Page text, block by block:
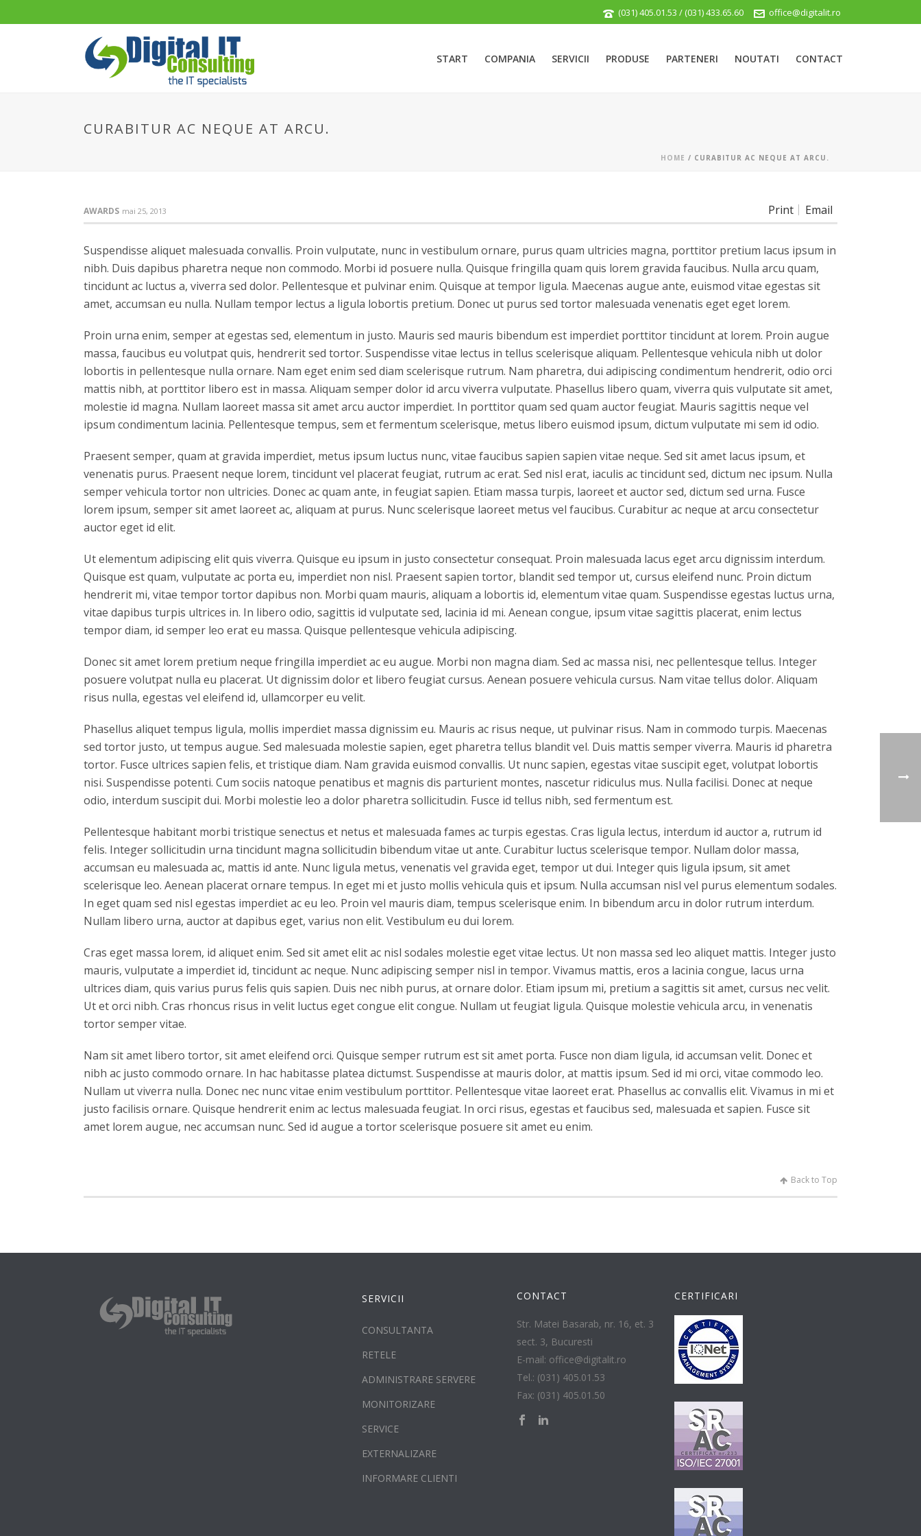
(031) 405.01.53 / (031) 433.65.60 office@digitalit.ro
START COMPANIA SERVICII PRODUSE PARTENERI NOUTATI CONTACT
CURABITUR AC NEQUE AT ARCU.
HOME / CURABITUR AC NEQUE AT ARCU.
Print Email
AWARDS mai 25, 2013
Suspendisse aliquet malesuada convallis. Proin vulputate, nunc in vestibulum ornare, purus quam ultricies magna, porttitor pretium lacus ipsum in
nibh. Duis dapibus pharetra neque non commodo. Morbi id posuere nulla. Quisque fringilla quam quis lorem gravida faucibus. Nulla arcu quam,
tincidunt ac luctus a, viverra sed dolor. Pellentesque et pulvinar enim. Quisque at tempor ligula. Maecenas augue ante, euismod vitae egestas sit
amet, accumsan eu nulla. Nullam tempor lectus a ligula lobortis pretium. Donec ut purus sed tortor malesuada venenatis eget eget lorem.
Proin urna enim, semper at egestas sed, elementum in justo. Mauris sed mauris bibendum est imperdiet porttitor tincidunt at lorem. Proin augue
massa, faucibus eu volutpat quis, hendrerit sed tortor. Suspendisse vitae lectus in tellus scelerisque aliquam. Pellentesque vehicula nibh ut dolor
lobortis in pellentesque nulla ornare. Nam eget enim sed diam scelerisque rutrum. Nam pharetra, dui adipiscing condimentum hendrerit, odio orci
mattis nibh, at porttitor libero est in massa. Aliquam semper dolor id arcu viverra vulputate. Phasellus libero quam, viverra quis vulputate sit amet,
molestie id magna. Nullam laoreet massa sit amet arcu auctor imperdiet. In porttitor quam sed quam auctor feugiat. Mauris sagittis neque vel
ipsum condimentum lacinia. Pellentesque tempus, sem et fermentum scelerisque, metus libero euismod ipsum, dictum vulputate mi sem id odio.
Praesent semper, quam at gravida imperdiet, metus ipsum luctus nunc, vitae faucibus sapien sapien vitae neque. Sed sit amet lacus ipsum, et
venenatis purus. Praesent neque lorem, tincidunt vel placerat feugiat, rutrum ac erat. Sed nisl erat, iaculis ac tincidunt sed, dictum nec ipsum. Nulla
semper vehicula tortor non ultricies. Donec ac quam ante, in feugiat sapien. Etiam massa turpis, laoreet et auctor sed, dictum sed urna. Fusce
lorem ipsum, semper sit amet laoreet ac, aliquam at purus. Nunc scelerisque laoreet metus vel faucibus. Curabitur ac neque at arcu consectetur
auctor eget id elit.
Ut elementum adipiscing elit quis viverra. Quisque eu ipsum in justo consectetur consequat. Proin malesuada lacus eget arcu dignissim interdum.
Quisque est quam, vulputate ac porta eu, imperdiet non nisl. Praesent sapien tortor, blandit sed tempor ut, cursus eleifend nunc. Proin dictum
hendrerit mi, vitae tempor tortor dapibus non. Morbi quam mauris, aliquam a lobortis id, elementum vitae quam. Suspendisse egestas luctus urna,
vitae dapibus turpis ultrices in. In libero odio, sagittis id vulputate sed, lacinia id mi. Aenean congue, ipsum vitae sagittis placerat, enim lectus
tempor diam, id semper leo erat eu massa. Quisque pellentesque vehicula adipiscing.
Donec sit amet lorem pretium neque fringilla imperdiet ac eu augue. Morbi non magna diam. Sed ac massa nisi, nec pellentesque tellus. Integer
posuere volutpat nulla eu placerat. Ut dignissim dolor et libero feugiat cursus. Aenean posuere vehicula cursus. Nam vitae tellus dolor. Aliquam
risus nulla, egestas vel eleifend id, ullamcorper eu velit.
Phasellus aliquet tempus ligula, mollis imperdiet massa dignissim eu. Mauris ac risus neque, ut pulvinar risus. Nam in commodo turpis. Maecenas
sed tortor justo, ut tempus augue. Sed malesuada molestie sapien, eget pharetra tellus blandit vel. Duis mattis semper viverra. Mauris id pharetra
tortor. Fusce ultrices sapien felis, et tristique diam. Nam gravida euismod convallis. Ut nunc sapien, egestas vitae suscipit eget, volutpat lobortis
nisi. Suspendisse potenti. Cum sociis natoque penatibus et magnis dis parturient montes, nascetur ridiculus mus. Nulla facilisi. Donec at neque
odio, interdum suscipit dui. Morbi molestie leo a dolor pharetra sollicitudin. Fusce id tellus nibh, sed fermentum est.
Pellentesque habitant morbi tristique senectus et netus et malesuada fames ac turpis egestas. Cras ligula lectus, interdum id auctor a, rutrum id
felis. Integer sollicitudin urna tincidunt magna sollicitudin bibendum vitae ut ante. Curabitur luctus scelerisque tempor. Nullam dolor massa,
accumsan eu malesuada ac, mattis id ante. Nunc ligula metus, venenatis vel gravida eget, tempor ut dui. Integer quis ligula ipsum, sit amet
scelerisque leo. Aenean placerat ornare tempus. In eget mi et justo mollis vehicula quis et ipsum. Nulla accumsan nisl vel purus elementum sodales.
In eget quam sed nisl egestas imperdiet ac eu leo. Proin vel mauris diam, tempus scelerisque enim. In bibendum arcu in dolor rutrum interdum.
Nullam libero urna, auctor at dapibus eget, varius non elit. Vestibulum eu dui lorem.
Cras eget massa lorem, id aliquet enim. Sed sit amet elit ac nisl sodales molestie eget vitae lectus. Ut non massa sed leo aliquet mattis. Integer justo
mauris, vulputate a imperdiet id, tincidunt ac neque. Nunc adipiscing semper nisl in tempor. Vivamus mattis, eros a lacinia congue, lacus urna
ultrices diam, quis varius purus felis quis sapien. Duis nec nibh purus, at ornare dolor. Etiam ipsum mi, pretium a sagittis sit amet, cursus nec velit.
Ut et orci nibh. Cras rhoncus risus in velit luctus eget congue elit congue. Nullam ut feugiat ligula. Quisque molestie vehicula arcu, in venenatis
tortor semper vitae.
Nam sit amet libero tortor, sit amet eleifend orci. Quisque semper rutrum est sit amet porta. Fusce non diam ligula, id accumsan velit. Donec et
nibh ac justo commodo ornare. In hac habitasse platea dictumst. Suspendisse at mauris dolor, at mattis ipsum. Sed id mi orci, vitae commodo leo.
Nullam ut viverra nulla. Donec nec nunc vitae enim vestibulum porttitor. Pellentesque vitae laoreet erat. Phasellus ac convallis elit. Vivamus in mi et
justo facilisis ornare. Quisque hendrerit enim ac lectus malesuada feugiat. In orci risus, egestas et faucibus sed, malesuada et sapien. Fusce sit
amet lorem augue, nec accumsan nunc. Sed id augue a tortor scelerisque posuere sit amet eu enim.
Back to Top
SERVICII
CONSULTANTA
RETELE
ADMINISTRARE SERVERE
MONITORIZARE
SERVICE
EXTERNALIZARE
INFORMARE CLIENTI
CONTACT
Str. Matei Basarab, nr. 16, et. 3
sect. 3, Bucuresti
E-mail: office@digitalit.ro
Tel.: (031) 405.01.53
Fax: (031) 405.01.50
CERTIFICARI